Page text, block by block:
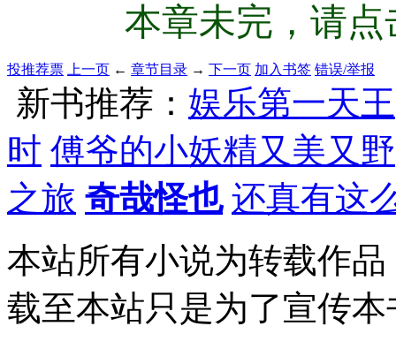
本章未完，请
投推荐票 上一页 ← 章节目录 → 下一页 加入书签 错误/举报
新书推荐： 娱乐第一天王
时 傅爷的小妖精又美又野
之旅 奇哉怪也 还真有这
本站所有小说为转载作
载至本站只是为了宣传